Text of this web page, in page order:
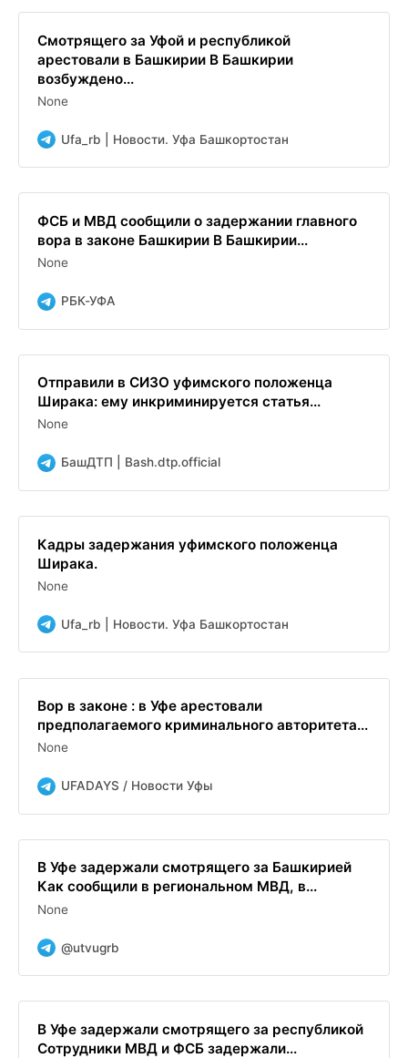
Смотрящего за Уфой и республикой
арестовали в Башкирии В Башкирии
возбуждено...
None
Ufa_rb | Новости. Уфа Башкортостан
ФСБ и МВД сообщили о задержании главного
вора в законе Башкирии В Башкирии...
None
РБК-УФА
Отправили в СИЗО уфимского положенца
Ширака: ему инкриминируется статья...
None
БашДТП | Bash.dtp.official
Кадры задержания уфимского положенца
Ширака.
None
Ufa_rb | Новости. Уфа Башкортостан
Вор в законе : в Уфе арестовали
предполагаемого криминального авторитета...
None
UFADAYS / Новости Уфы
В Уфе задержали смотрящего за Башкирией
Как сообщили в региональном МВД, в...
None
@utvugrb
В Уфе задержали смотрящего за республикой
Сотрудники МВД и ФСБ задержали...